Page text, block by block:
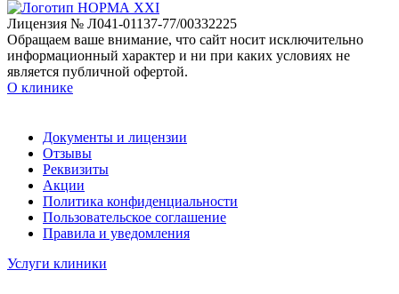
Лицензия № Л041-01137-77/00332225
Обращаем ваше внимание, что сайт носит исключительно
информационный характер и ни при каких условиях не
является публичной офертой.
О клинике
Документы и лицензии
Отзывы
Реквизиты
Акции
Политика конфиденциальности
Пользовательское соглашение
Правила и уведомления
Услуги клиники